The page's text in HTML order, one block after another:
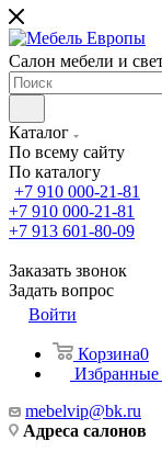
Салон мебели и
Каталог
По всему сайту
По каталогу
+7 910 000-21-81
+7 910 000-21-81
+7 913 601-80-09
Заказать звонок
Задать вопрос
Войти
Корзина0
Избранные
mebelvip@bk.ru
Адреса салонов